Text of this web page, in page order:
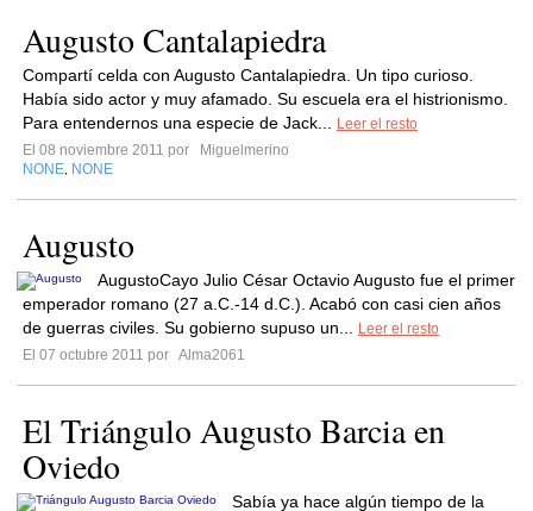
Augusto Cantalapiedra
Compartí celda con Augusto Cantalapiedra. Un tipo curioso.
Había sido actor y muy afamado. Su escuela era el histrionismo.
Para entendernos una especie de Jack...
Leer el resto
El 08 noviembre 2011 por
Miguelmerino
NONE NONE
Augusto
AugustoCayo Julio César Octavio Augusto fue el primer
emperador romano (27 a.C.-14 d.C.). Acabó con casi cien años
de guerras civiles. Su gobierno supuso un...
Leer el resto
El 07 octubre 2011 por Alma2061
El Triángulo Augusto Barcia en
Oviedo
Sabía ya hace algún tiempo de la